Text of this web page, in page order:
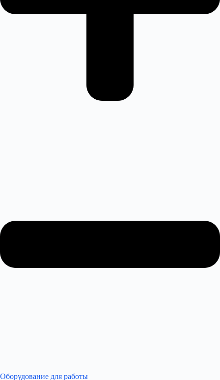
Оборудование для работы​